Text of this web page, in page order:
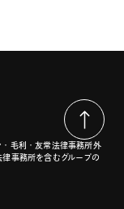
・毛利・友常法律事務所外
事務所を含むグループの